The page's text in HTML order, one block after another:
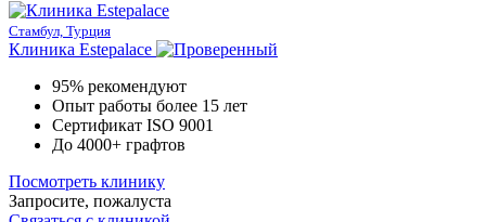
Стамбул, Турция
Клиника Estepalace
95% рекомендуют
Опыт работы более 15 лет
Сертификат ISO 9001
До 4000+ графтов
Посмотреть клинику
Запросите, пожалуста